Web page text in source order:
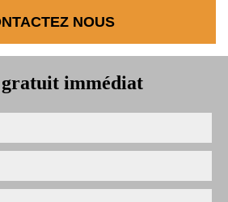
NOUS
gratuit immédiat